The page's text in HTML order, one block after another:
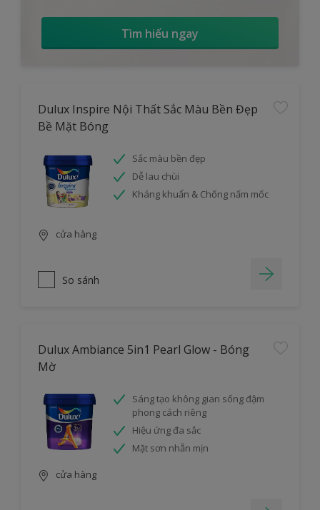
Tìm hiểu ngay
Dulux Inspire Nội Thất Sắc Màu Bền Đẹp
Bề Mặt Bóng
Sắc màu bền đẹp
Dễ lau chùi
Kháng khuẩn & Chống nấm mốc
cửa hàng
So sánh
Dulux Ambiance 5in1 Pearl Glow - Bóng
Mờ
Sáng tạo không gian sống đậm
phong cách riêng
Hiệu ứng đa sắc
Mặt sơn nhẵn mịn
cửa hàng